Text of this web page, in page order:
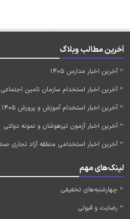
آخرین مطالب وبلاگ
آخرین اخبار مدارس 1405
آخرین اخبار استخدام سازمان تامین اجتماعی 1404 (به زودی)
آخرین اخبار استخدام آموزش و پرورش 1405 (به زودی)
آخرین اخبار آزمون تیزهوشان و نمونه دولتی
آخرین اخبار استخدامی منطقه آزاد تجاری صنعتی
لینک‌های مهم
چهارشنبه‌های تخفیفی
رضایت و قبولی